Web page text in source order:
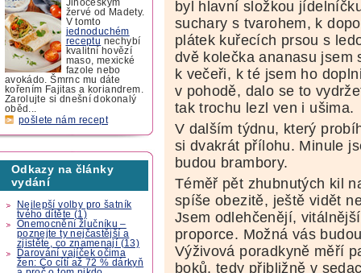
Jihočeským
žervé od Madety.
V tomto
jednoduchém
receptu nechybí
kvalitní hovězí
maso, mexické
fazole nebo
avokádo. Šmrnc mu dáte
kořením Fajitas a koriandrem.
Zarolujte si dnešní dokonalý
oběd...
pošlete nám recept
Odkazy na články
vydání
Nejlepší volby pro šatník
tvého dítěte (1)
Onemocnění žlučníku –
poznejte ty nejčastější a
zjistěte, co znamenají (13)
Darování vajíček očima
žen: Co cítí až 72 % dárkyň
byl hlavní složkou
suchary s tvarohem, k
plátek kuřecích prsou s
dvě kolečka ananasu jsem
k večeři, k té jsem ho
v pohodě, dalo se to
tak trochu lezl ven i ušima.
V dalším týdnu, který
si dvakrát přílohu. Minule
budou brambory.
Téměř pět zhubnutých kil
spíše obezitě, ještě vidět
Jsem odlehčenějí,
proporce. Možná vás
Výživová poradkyně měří
boků, tedy přibližně v